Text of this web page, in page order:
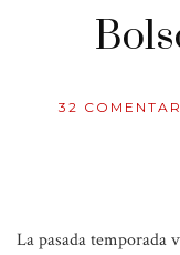
32
La pasada temporada